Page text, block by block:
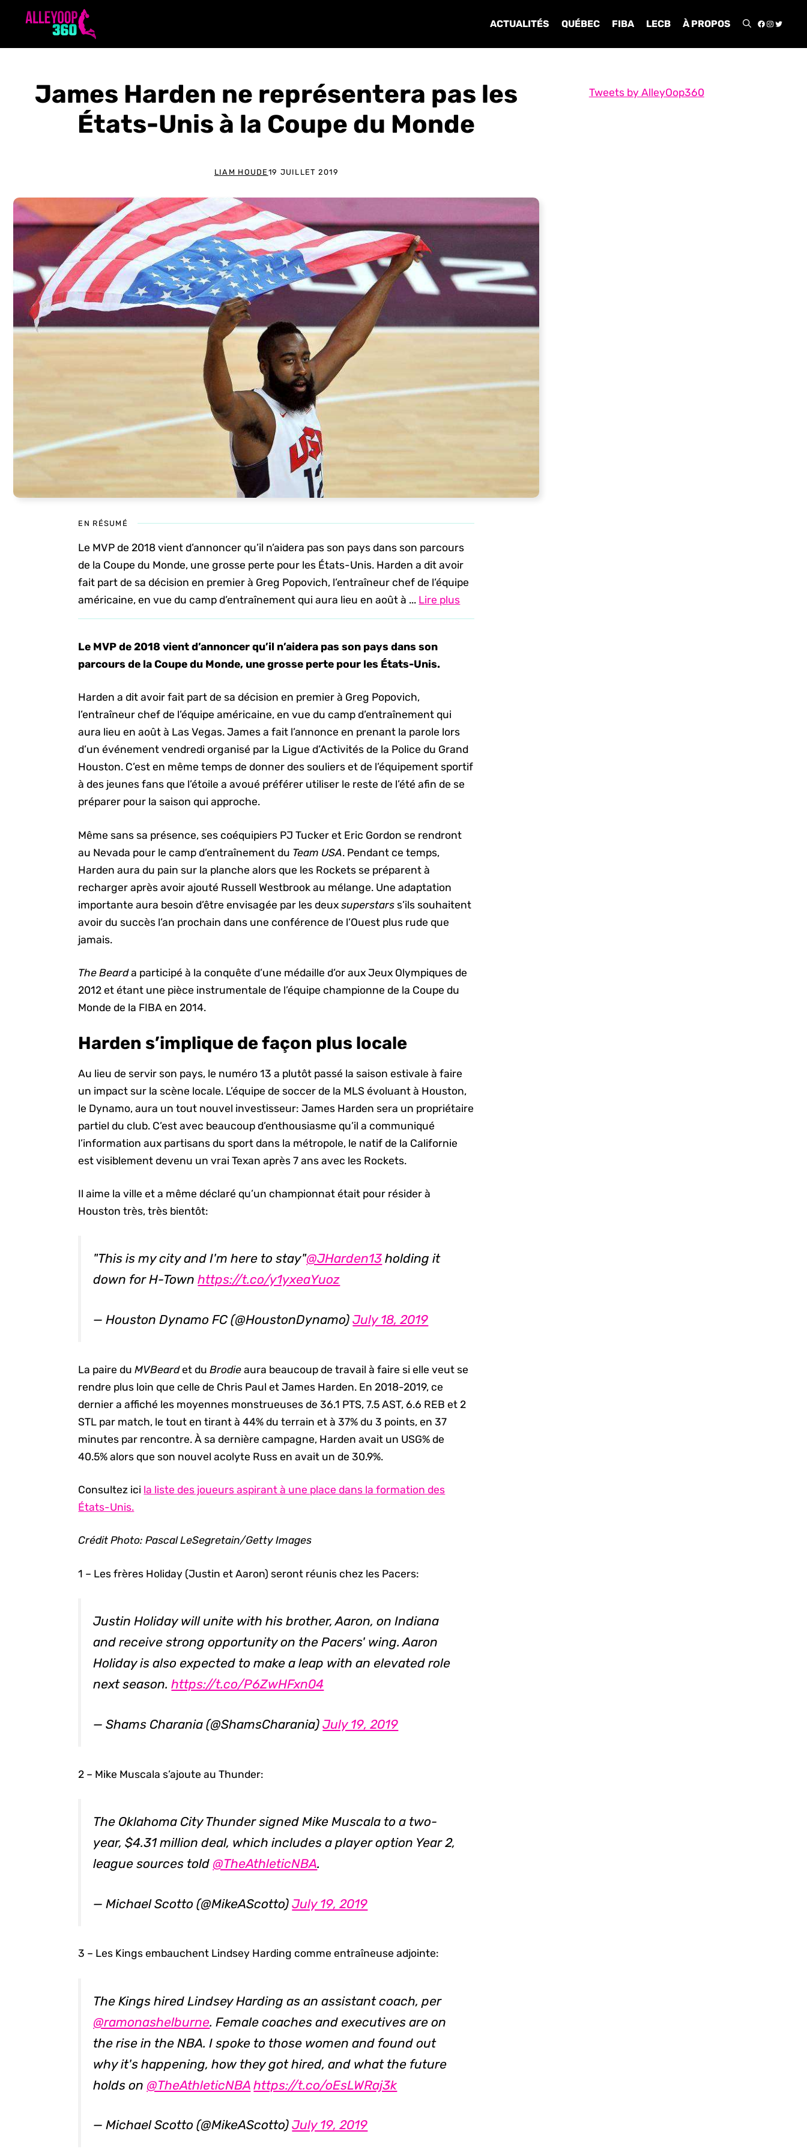
ACTUALITÉS QUÉBEC FIBA LECB À PROPOS
James Harden ne représentera pas les
États-Unis à la Coupe du Monde
LIAM HOUDE 19 JUILLET 2019
EN RÉSUMÉ
Le MVP de 2018 vient d’annoncer qu’il n’aidera pas son pays dans son parcours
de la Coupe du Monde, une grosse perte pour les États-Unis. Harden a dit avoir
fait part de sa décision en premier à Greg Popovich, l’entraîneur chef de l’équipe
américaine, en vue du camp d’entraînement qui aura lieu en août à ... Lire plus
Le MVP de 2018 vient d’annoncer qu’il n’aidera pas son pays dans son
parcours de la Coupe du Monde, une grosse perte pour les États-Unis.
Harden a dit avoir fait part de sa décision en premier à Greg Popovich,
l’entraîneur chef de l’équipe américaine, en vue du camp d’entraînement qui
aura lieu en août à Las Vegas. James a fait l’annonce en prenant la parole lors
d’un événement vendredi organisé par la Ligue d’Activités de la Police du Grand
Houston. C’est en même temps de donner des souliers et de l’équipement sportif
à des jeunes fans que l’étoile a avoué préférer utiliser le reste de l’été afin de se
préparer pour la saison qui approche.
Même sans sa présence, ses coéquipiers PJ Tucker et Eric Gordon se rendront
au Nevada pour le camp d’entraînement du Team USA. Pendant ce temps,
Harden aura du pain sur la planche alors que les Rockets se préparent à
recharger après avoir ajouté Russell Westbrook au mélange. Une adaptation
importante aura besoin d’être envisagée par les deuxsuperstars s’ils souhaitent
avoir du succès l’an prochain dans une conférence de l’Ouest plus rude que
jamais.
The Bearda participé à la conquête d’une médaille d’or aux Jeux Olympiques de
2012 et étant une pièce instrumentale de l’équipe championne de la Coupe du
Monde de la FIBA en 2014.
Harden s’implique de façon plus locale
Au lieu de servir son pays, le numéro 13 a plutôt passé la saison estivale à faire
un impact sur la scène locale. L’équipe de soccer de la MLS évoluant à Houston,
le Dynamo, aura un tout nouvel investisseur: James Harden sera un propriétaire
partiel du club. C’est avec beaucoup d’enthousiasme qu’il a communiqué
l’information aux partisans du sport dans la métropole, le natif de la Californie
est visiblement devenu un vrai Texan après 7 ans avec les Rockets.
Il aime la ville et a même déclaré qu’un championnat était pour résider à
Houston très, très bientôt:
"This is my city and I'm here to stay"@JHarden13 holding it
down for H-Townhttps://t.co/y1yxeaYuoz
— Houston Dynamo FC (@HoustonDynamo)July 18, 2019
La paire duMVBeardet duBrodie aura beaucoup de travail à faire si elle veut se
rendre plus loin que celle de Chris Paul et James Harden. En 2018-2019, ce
dernier a affiché les moyennes monstrueuses de 36.1 PTS, 7.5 AST, 6.6 REB et 2
STL par match, le tout en tirant à 44% du terrain et à 37% du 3 points, en 37
minutes par rencontre. À sa dernière campagne, Harden avait un USG% de
40.5% alors que son nouvel acolyte Russ en avait un de 30.9%.
Consultez ici la liste des joueurs aspirant à une place dans la formation des
États-Unis.
Crédit Photo: Pascal LeSegretain/Getty Images
1 – Les frères Holiday (Justin et Aaron) seront réunis chez les Pacers:
Justin Holiday will unite with his brother, Aaron, on Indiana
and receive strong opportunity on the Pacers' wing. Aaron
Holiday is also expected to make a leap with an elevated role
next season.https://t.co/P6ZwHFxn04
— Shams Charania (@ShamsCharania)July 19, 2019
2 – Mike Muscala s’ajoute au Thunder:
The Oklahoma City Thunder signed Mike Muscala to a two-
year, $4.31 million deal, which includes a player option Year 2,
league sources told @TheAthleticNBA.
— Michael Scotto (@MikeAScotto)July 19, 2019
3 – Les Kings embauchent Lindsey Harding comme entraîneuse adjointe:
The Kings hired Lindsey Harding as an assistant coach, per
@ramonashelburne. Female coaches and executives are on
the rise in the NBA. I spoke to those women and found out
why it's happening, how they got hired, and what the future
holds on @TheAthleticNBA https://t.co/oEsLWRaj3k
— Michael Scotto (@MikeAScotto)July 19, 2019
Tweets by AlleyOop360